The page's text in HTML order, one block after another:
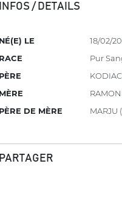
INFOS / DETAILS
NÉ(E) LE
18/02/
RACE
Pur
PÈRE
MÈRE
PÈRE DE MÈRE
MARJU
PARTAGER